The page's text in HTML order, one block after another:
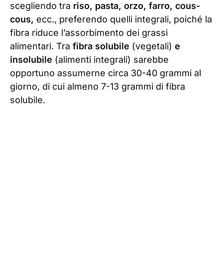
scegliendo tra riso, pasta, orzo, farro, cous-
cous, ecc., preferendo quelli integrali, poiché la
fibra riduce l’assorbimento dei grassi
alimentari. Tra fibra solubile (vegetali) e
insolubile (alimenti integrali) sarebbe
opportuno assumerne circa 30-40 grammi al
giorno, di cui almeno 7-13 grammi di fibra
solubile.